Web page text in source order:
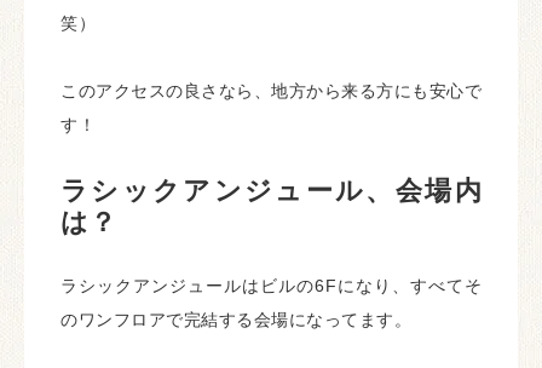
笑）
このアクセスの良さなら、地方から来る方にも安心で
す！
ラシックアンジュール、会場内
は？
ラシックアンジュールはビルの6Fになり、すべてそ
のワンフロアで完結する会場になってます。